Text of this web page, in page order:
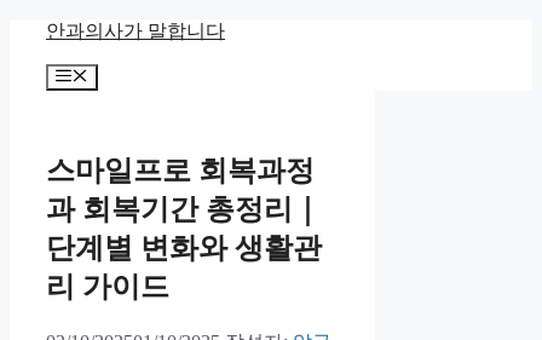
안과의사가 말합니다
메
스마일프로 회복과정
과 회복기간 총정리｜
단계별 변화와 생활관
리 가이드